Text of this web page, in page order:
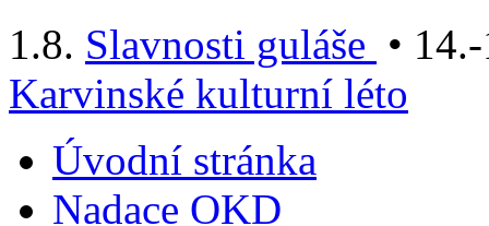
1.8. Slavnosti guláše •
Karvinské kulturní léto
Úvodní stránka
Nadace OKD